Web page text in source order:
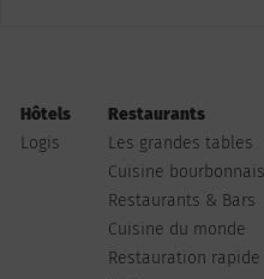
Hôtels
Logis
Restaurants
Les grandes tables
Cuisine
Restaurants & Bars
Cuisine du monde
Restauration rapide